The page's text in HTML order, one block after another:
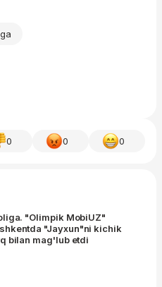
0 0 0
"Olimpik MobiUZ"
"Jayxun"ni kichik
bilan mag'lub etdi